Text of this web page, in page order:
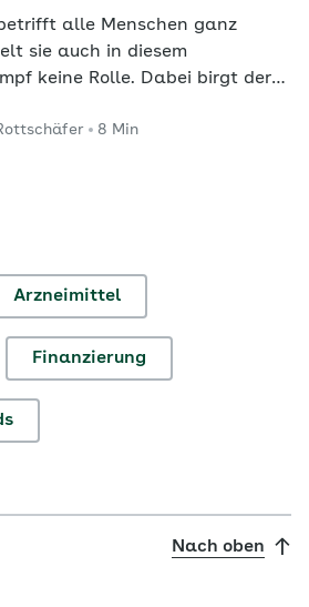
alle Menschen ganz
sie auch in diesem
keine Rolle. Dabei birgt der
der8 Min
Arzneimittel
Finanzierung
Nach oben